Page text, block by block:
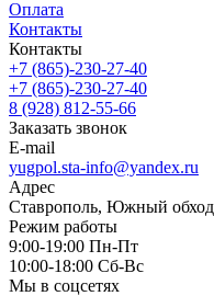
Оплата
Контакты
Контакты
+7 (865)-230-27-40
+7 (865)-230-27-40
8 (928) 812-55-66
Заказать звонок
E-mail
yugpol.sta-info@yandex.ru
Адрес
Ставрополь, Южный
Режим работы
9:00-19:00 Пн-Пт
10:00-18:00 Cб-Вс
Мы в соцсетях